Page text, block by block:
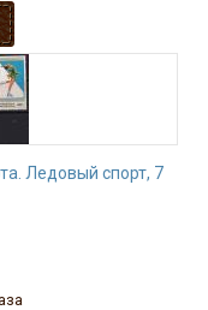
Ледовый спорт, 7